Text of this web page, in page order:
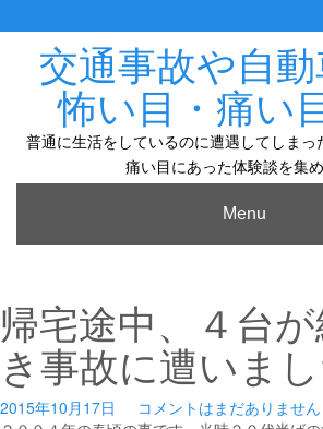
to
content交通事故や自動
怖い目・痛い
普通に生活をしているのに遭遇してしま
痛い目にあった体験談を集め
Menu
帰宅途中、４台
き事故に遭いまし
2015年10月17日
コメントはまだありません